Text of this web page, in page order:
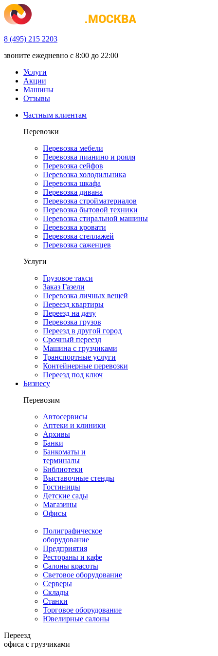
8 (495) 215 2203
звоните ежедневно с 8:00 до 22:00
Услуги
Акции
Машины
Отзывы
Частным клиентам
Перевозки
Перевозка мебели
Перевозка пианино и рояля
Перевозка сейфов
Перевозка холодильника
Перевозка шкафа
Перевозка дивана
Перевозка стройматериалов
Перевозка бытовой техники
Перевозка стиральной машины
Перевозка кровати
Перевозка стеллажей
Перевозка саженцев
Услуги
Грузовое такси
Заказ Газели
Перевозка личных вещей
Переезд квартиры
Переезд на дачу
Перевозка грузов
Переезд в другой город
Срочный переезд
Машина с грузчиками
Транспортные услуги
Контейнерные перевозки
Переезд под ключ
Бизнесу
Перевозим
Автосервисы
Аптеки и клиники
Архивы
Банки
Банкоматы и
терминалы
Библиотеки
Выставочные стенды
Гостиницы
Детские сады
Магазины
Офисы
Полиграфическое
оборудование
Предприятия
Рестораны и кафе
Салоны красоты
Световое оборудование
Серверы
Склады
Станки
Торговое оборудование
Ювелирные салоны
Переезд
офиса с грузчиками